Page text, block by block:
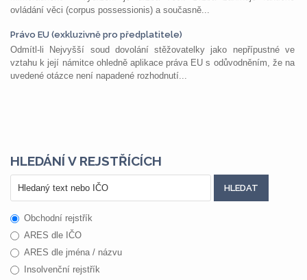
ovládání věci (corpus possessionis) a současně...
Právo EU (exkluzivně pro předplatitele)
Odmítl-li Nejvyšší soud dovolání stěžovatelky jako nepřípustné ve
vztahu k její námitce ohledně aplikace práva EU s odůvodněním, že na
uvedené otázce není napadené rozhodnutí...
HLEDÁNÍ V REJSTŘÍCÍCH
Obchodní rejstřík
ARES dle IČO
ARES dle jména / názvu
Insolvenční rejstřík